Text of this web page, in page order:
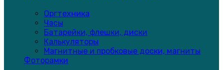
Оргтехника
Часы
Батарейки, флешки, диски
Калькуляторы
Магнитные и пробковые доски, магниты
Фоторамки